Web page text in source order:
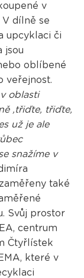
v
V dílně se
upcyklaci či
jsou
oblíbené
veřejnost.
oblasti
‚třiďte, třiďte,
už je ale
snažíme v
také
Svůj prostor
centrum
Čtyřlístek
které v